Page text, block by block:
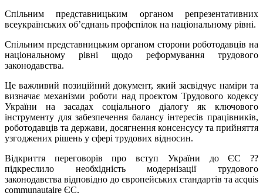
Спільним представницьким органом репрезентативних
всеукраїнських об’єднань профспілок на національному рівні.
Спільним представницьким органом сторони роботодавців на
національному рівні щодо реформування трудового
законодавства.
Це важливий позиційний документ, який засвідчує наміри та
визначає механізми роботи над проєктом Трудового кодексу
України на засадах соціального діалогу як ключового
інструменту для забезпечення балансу інтересів працівників,
роботодавців та держави, досягнення консенсусу та прийняття
узгоджених рішень у сфері трудових відносин.
Відкриття переговорів про вступ України до ЄС ??
підкреслило необхідність модернізації трудового
законодавства відповідно до європейських стандартів та acquis
communautaire ЄС.